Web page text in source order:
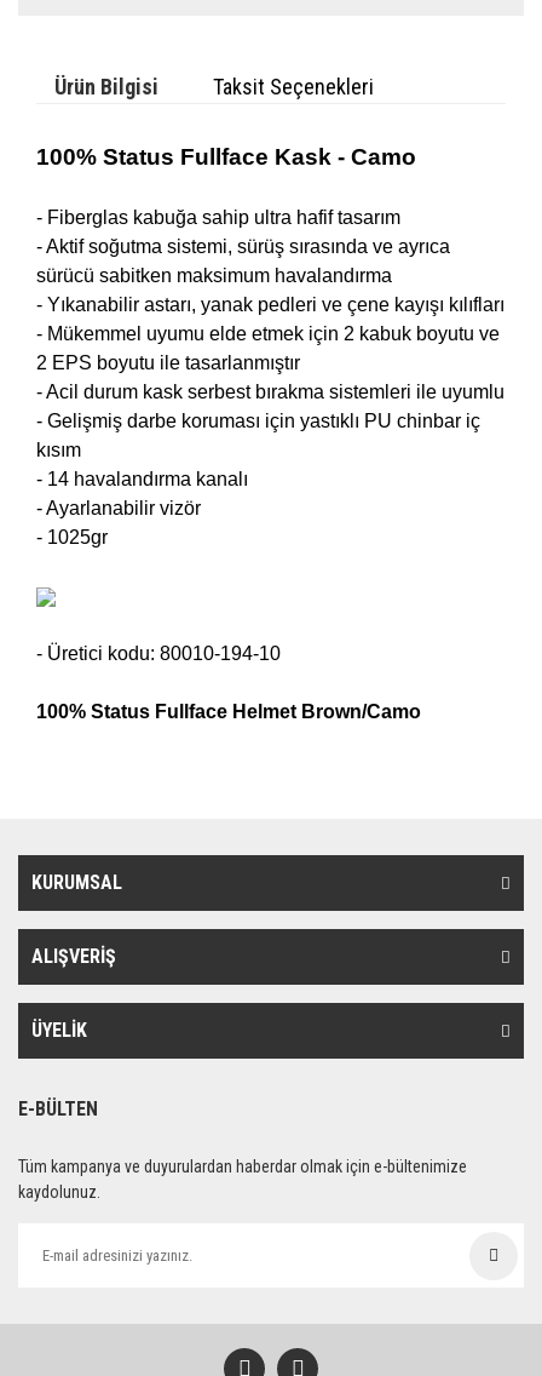
Ürün Bilgisi Taksit Seçenekleri
100% Status Fullface Kask - Camo
- Fiberglas kabuğa sahip ultra hafif tasarım
- Aktif soğutma sistemi, sürüş sırasında ve ayrıca
sürücü sabitken maksimum havalandırma
- Yıkanabilir astarı, yanak pedleri ve çene kayışı kılıfları
- Mükemmel uyumu elde etmek için 2 kabuk boyutu ve
2 EPS boyutu ile tasarlanmıştır
- Acil durum kask serbest bırakma sistemleri ile uyumlu
- Gelişmiş darbe koruması için yastıklı PU chinbar iç
kısım
- 14 havalandırma kanalı
- Ayarlanabilir vizör
- 1025gr
- Üretici kodu: 80010-194-10
100% Status Fullface Helmet Brown/Camo
KURUMSAL
ALIŞVERİŞ
ÜYELİK
E-BÜLTEN
Tüm kampanya ve duyurulardan haberdar olmak için e-bültenimize
kaydolunuz.